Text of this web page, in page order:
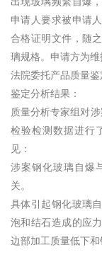
申请人要求被申请
合格证明文件，随
璃规格。申请方为维
法院委托产品质量鉴
鉴定分析结果：
质量分析专家组对
检验检测数据进行
见：
涉案钢化玻璃自爆
关。
具体引起钢化玻璃
泡和结石造成的应
边部加工质量低下和